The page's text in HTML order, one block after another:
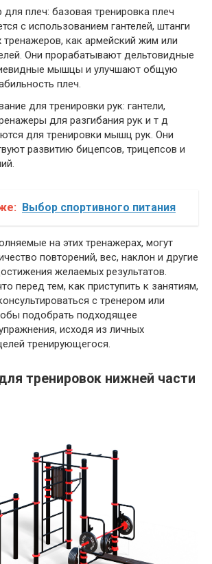
для плеч: базовая тренировка плеч
с использованием гантелей, штанги
тренажеров, как армейский жим или
Они прорабатывают дельтовидные
мышцы и улучшают общую
плеч.
для тренировки рук: гантели,
для разгибания рук и т д
для тренировки мышц рук. Они
развитию бицепсов, трицепсов и
Выбор спортивного питания
на этих тренажерах, могут
повторений, вес, наклон и другие
желаемых результатов.
перед тем, как приступить к занятиям,
с тренером или
подобрать подходящее
исходя из личных
тренирующегося.
тренировок нижней части